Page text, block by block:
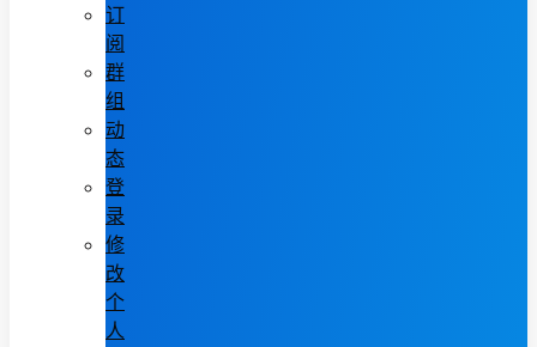
订
阅
群
组
动
态
登
录
修
改
个
人